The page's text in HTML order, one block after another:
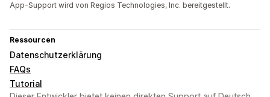
App-Support wird von Regios Technologies, Inc. bereitgestellt.
Ressourcen
Datenschutzerklärung
FAQs
Tutorial